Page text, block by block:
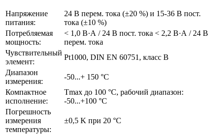
Напряжение
питания:
24 В перем. тока (±20 %) и 15-36 В пост.
тока (±10 %)
Потребляемая
мощность:
< 1,0 В·А / 24 В пост. тока < 2,2 В·А / 24 В
перем. тока
Чувствительный
элемент:
Pt1000, DIN EN 60751, класс B
Диапазон
измерения:
-50...+ 150 °C
Компактное
исполнение:
Tmax до 100 °C, рабочий диапазон:
-50...+100 °C
Погрешность
измерения
температуры:
±0,5 K при 20 °C